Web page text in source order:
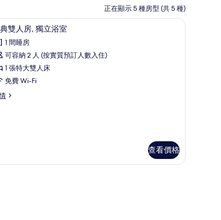
正在顯示 5 種房型 (共 5 種)
4雙人房, 獨立浴室
1 間睡房
可容納 2 人 (按實質預訂人數入住)
1 張特大雙人床
免費 Wi-Fi
查看價格